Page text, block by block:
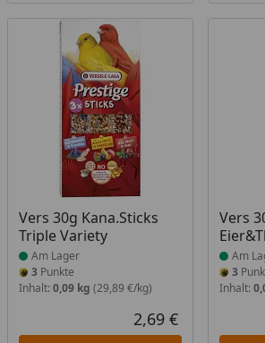
Vers 30g Kana.Sticks
Triple Variety
Produkt am Lager
Am Lager
3 Punkte
Inhalt: 0,09 kg (29,89 €/kg)
Aktueller Preis
2,69 €
Vers
Am
3
Inhalt: